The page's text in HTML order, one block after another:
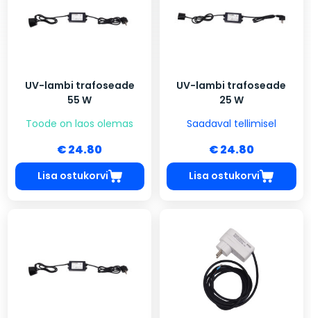
UV-lambi trafoseade
55 W
Toode on laos olemas
€ 24.80
Lisa ostukorvi
UV-lambi trafoseade
25 W
Saadaval tellimisel
€ 24.80
Lisa ostukorvi